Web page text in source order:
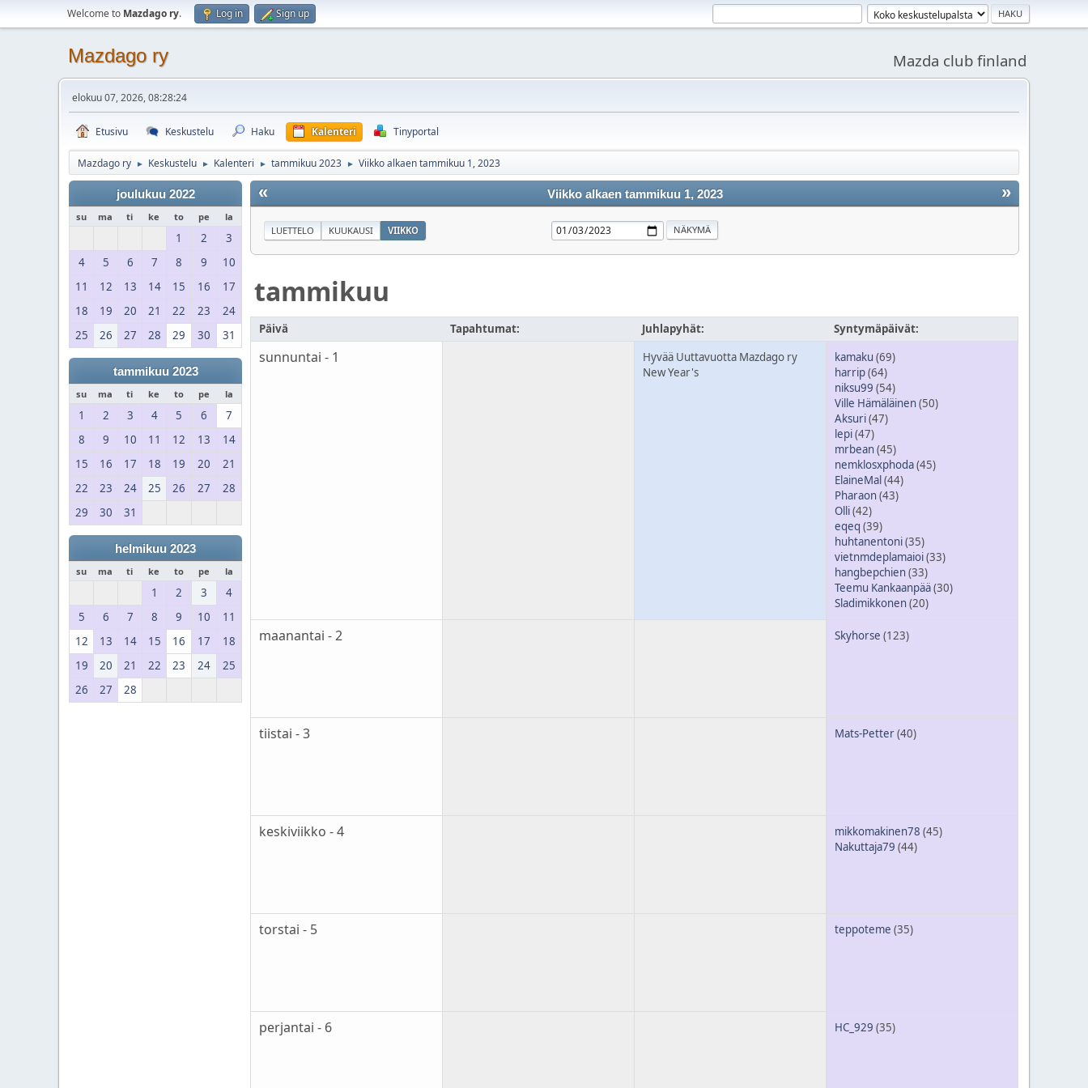
Welcome to Mazdago ry. Log in Sign up
Mazdago ry Mazda club finland
elokuu 07, 2026, 08:28:24
Etusivu Keskustelu Haku Kalenteri Tinyportal
Mazdago ry ► Keskustelu ► Kalenteri ► tammikuu 2023 ► Viikko alkaen tammikuu 1, 2023
joulukuu 2022
su ma ti ke to pe la
1 2
3
4
5 6 7 8 9
10
11
12 13 14 15 16
17
18
19 20 21 22 23
24
25
26 27 28 29 30 31
tammikuu 2023
su ma ti ke to pe la
1 2 3 4 5 6
7
8
9 10 11 12 13
14
15
16 17 18 19 20
21
22
23 24 25 26 27
28
29
30 31
helmikuu 2023
su ma ti ke to pe la
1 2 3
4
5
6 7 8 9 10
11
12
13 14 15 16 17
18
19
20 21 22 23 24
25
26
27 28
« »
Viikko alkaen tammikuu 1, 2023
LUETTELO KUUKAUSI VIIKKO
tammikuu
Päivä Tapahtumat: Juhlapyhät: Syntymäpäivät:
sunnuntai - 1
Hyvää Uuttavuotta Mazdago ry
New Year's
kamaku (69)
harrip(64)
niksu99 (54)
Ville Hämäläinen(50)
Aksuri(47)
lepi(47)
mrbean(45)
nemklosxphoda(45)
ElaineMal (44)
Pharaon(43)
Olli(42)
eqeq (39)
huhtanentoni(35)
vietnmdeplamaioi(33)
hangbepchien(33)
Teemu Kankaanpää(30)
Sladimikkonen(20)
maanantai - 2 Skyhorse (123)
tiistai - 3 Mats-Petter(40)
keskiviikko - 4 mikkomakinen78 (45)
Nakuttaja79 (44)
torstai - 5 teppoteme (35)
perjantai - 6 HC_929 (35)